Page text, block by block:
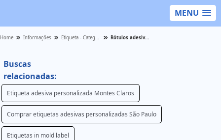
MENU
Home Informações Etiqueta - Categoria Rótulos adesivos para alimentos Juiz de Fora
Buscas
relacionadas:
Etiqueta adesiva personalizada Montes Claros
Comprar etiquetas adesivas personalizadas São Paulo
Etiquetas in mold label